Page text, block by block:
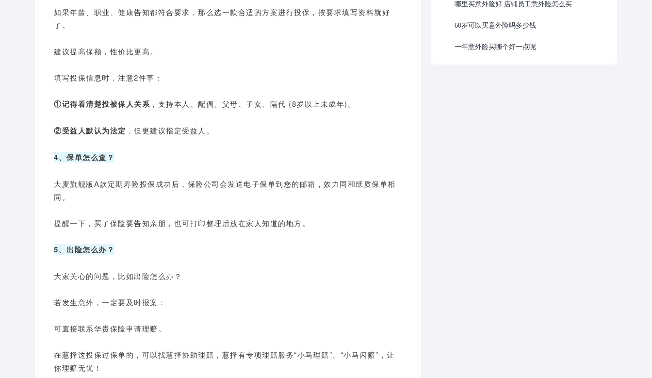
如果年龄、职业、健康告知都符合要求，那么选一款合适的方案进行投保，按要求填写资料就好
了。
建议提高保额，性价比更高。
填写投保信息时，注意2件事：
①记得看清楚投被保人关系 ，支持本人、配偶、父母、子女、隔代 (8岁以上未成年)。
②受益人默认为法定 ，但更建议指定受益人。
4、保单怎么查？
大麦旗舰版A款定期寿险投保成功后，保险公司会发送电子保单到您的邮箱，效力同和纸质保单相
同。
提醒一下，买了保险要告知亲朋，也可打印整理后放在家人知道的地方。
5、出险怎么办？
大家关心的问题，比如出险怎么办？
若发生意外，一定要及时报案：
可直接联系华贵保险申请理赔。
在慧择这投保过保单的，可以找慧择协助理赔，慧择有专项理赔服务“小马理赔”、“小马闪赔”，让
你理赔无忧！
哪里买意外险好 店铺员工意外险怎么买
60岁可以买意外险吗多少钱
一年意外险买哪个好一点呢